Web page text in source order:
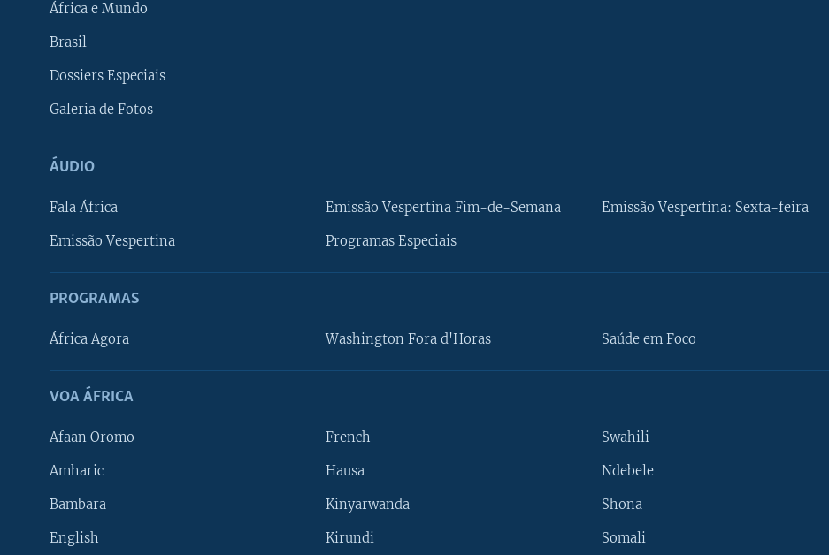
África e Mundo
Brasil
Dossiers Especiais
Galeria de Fotos
ÁUDIO
Fala África
Emissão Vespertina
Emissão Vespertina Fim-de-Semana
Programas Especiais
Emissão Vespertina: Sexta-feira
PROGRAMAS
África Agora Washington Fora d'Horas Saúde em Foco
VOA ÁFRICA
Afaan Oromo
Amharic
Bambara
English
French
Hausa
Kinyarwanda
Kirundi
Swahili
Ndebele
Shona
Somali